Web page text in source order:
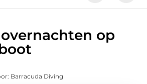
op
Barracuda Diving